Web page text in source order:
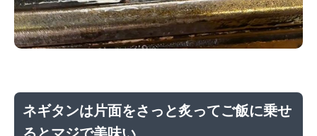
ネギタンは片面をさっと炙ってご飯に乗せ